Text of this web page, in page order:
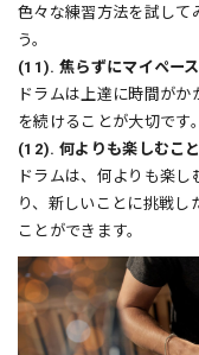
色々な練習方法を試して
う。
(11). 焦らずにマイペー
ドラムは上達に時間が
を続けることが大切です。
(12). 何よりも楽しむこと
ドラムは、何よりも楽
り、新しいことに挑戦し
ことができます。